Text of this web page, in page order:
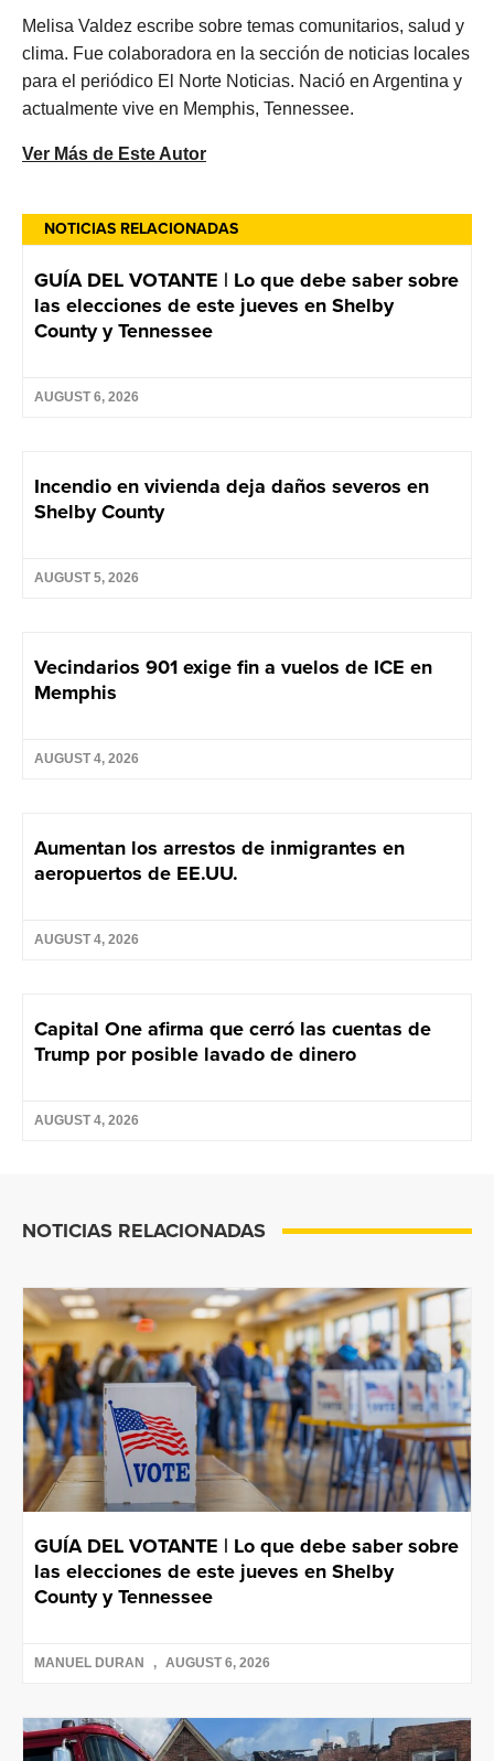
NOTICIAS RELACIONADAS
GUÍA DEL VOTANTE | Lo que debe saber sobre
las elecciones de este jueves en Shelby
County y Tennessee
AUGUST 6, 2026
Incendio en vivienda deja daños severos en
Shelby County
AUGUST 5, 2026
Vecindarios 901 exige fin a vuelos de ICE en
Memphis
AUGUST 4, 2026
Aumentan los arrestos de inmigrantes en
aeropuertos de EE.UU.
AUGUST 4, 2026
Capital One afirma que cerró las cuentas de
Trump por posible lavado de dinero
AUGUST 4, 2026
Melisa Valdez escribe sobre temas comunitarios, salud y
clima. Fue colaboradora en la sección de noticias locales
para el periódico El Norte Noticias. Nació en Argentina y
actualmente vive en Memphis, Tennessee.
Ver Más de Este Autor
NOTICIAS RELACIONADAS
GUÍA DEL VOTANTE | Lo que debe saber sobre
las elecciones de este jueves en Shelby
County y Tennessee
MANUEL DURAN AUGUST 6, 2026